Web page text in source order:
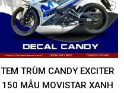
TEM TRÙM CANDY EXCITER
150 MẪU MOVISTAR XANH